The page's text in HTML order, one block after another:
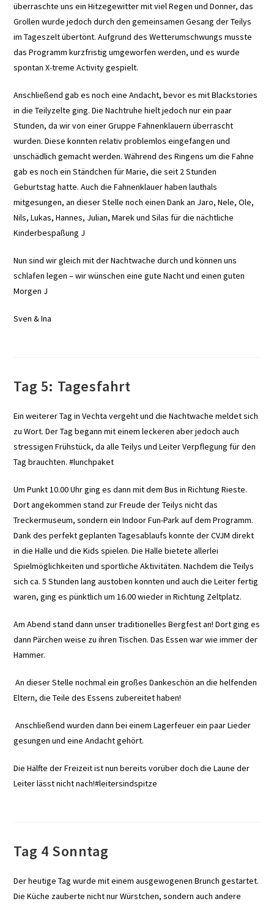
überraschte uns ein Hitzegewitter mit viel Regen und Donner, das
Grollen wurde jedoch durch den gemeinsamen Gesang der Teilys
im Tageszelt übertönt. Aufgrund des Wetterumschwungs musste
das Programm kurzfristig umgeworfen werden, und es wurde
spontan X-treme Activity gespielt.
Anschließend gab es noch eine Andacht, bevor es mit Blackstories
in die Teilyzelte ging. Die Nachtruhe hielt jedoch nur ein paar
Stunden, da wir von einer Gruppe Fahnenklauern überrascht
wurden. Diese konnten relativ problemlos eingefangen und
unschädlich gemacht werden. Während des Ringens um die Fahne
gab es noch ein Ständchen für Marie, die seit 2 Stunden
Geburtstag hatte. Auch die Fahnenklauer haben lauthals
mitgesungen, an dieser Stelle noch einen Dank an Jaro, Nele, Ole,
Nils, Lukas, Hannes, Julian, Marek und Silas für die nächtliche
Kinderbespaßung J
Nun sind wir gleich mit der Nachtwache durch und können uns
schlafen legen – wir wünschen eine gute Nacht und einen guten
Morgen J
Sven & Ina
Tag 5: Tagesfahrt
Ein weiterer Tag in Vechta vergeht und die Nachtwache meldet sich
zu Wort. Der Tag begann mit einem leckeren aber jedoch auch
stressigen Frühstück, da alle Teilys und Leiter Verpflegung für den
Tag brauchten. #lunchpaket
Um Punkt 10.00 Uhr ging es dann mit dem Bus in Richtung Rieste.
Dort angekommen stand zur Freude der Teilys nicht das
Treckermuseum, sondern ein Indoor Fun-Park auf dem Programm.
Dank des perfekt geplanten Tagesablaufs konnte der CVJM direkt
in die Halle und die Kids spielen. Die Halle bietete allerlei
Spielmöglichkeiten und sportliche Aktivitäten. Nachdem die Teilys
sich ca. 5 Stunden lang austoben konnten und auch die Leiter fertig
waren, ging es pünktlich um 16.00 wieder in Richtung Zeltplatz.
Am Abend stand dann unser traditionelles Bergfest an! Dort ging es
dann Pärchen weise zu ihren Tischen. Das Essen war wie immer der
Hammer.
An dieser Stelle nochmal ein großes Dankeschön an die helfenden
Eltern, die Teile des Essens zubereitet haben!
Anschließend wurden dann bei einem Lagerfeuer ein paar Lieder
gesungen und eine Andacht gehört.
Die Hälfte der Freizeit ist nun bereits vorüber doch die Laune der
Leiter lässt nicht nach!#leitersindspitze
Tag 4 Sonntag
Der heutige Tag wurde mit einem ausgewogenen Brunch gestartet.
Die Küche zauberte nicht nur Würstchen, sondern auch andere